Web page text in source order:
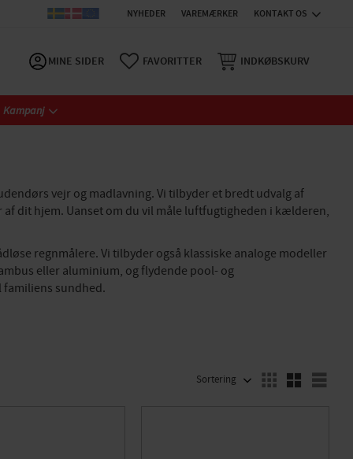
NYHEDER VAREMÆRKER KONTAKT OS
MINE SIDER FAVORITTER INDKØBSKURV
Kampanj
vejr og madlavning. Vi tilbyder et bredt udvalg af
dit hjem. Uanset om du vil måle luftfugtigheden i kælderen,
regnmålere. Vi tilbyder også klassiske analoge modeller
eller aluminium, og flydende pool- og
sundhed.
VÆLG SORTERINGSMETODE